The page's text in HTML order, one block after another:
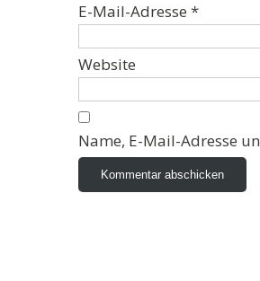
E-Mail-Adresse *
Website
Name, E-Mail-Adresse